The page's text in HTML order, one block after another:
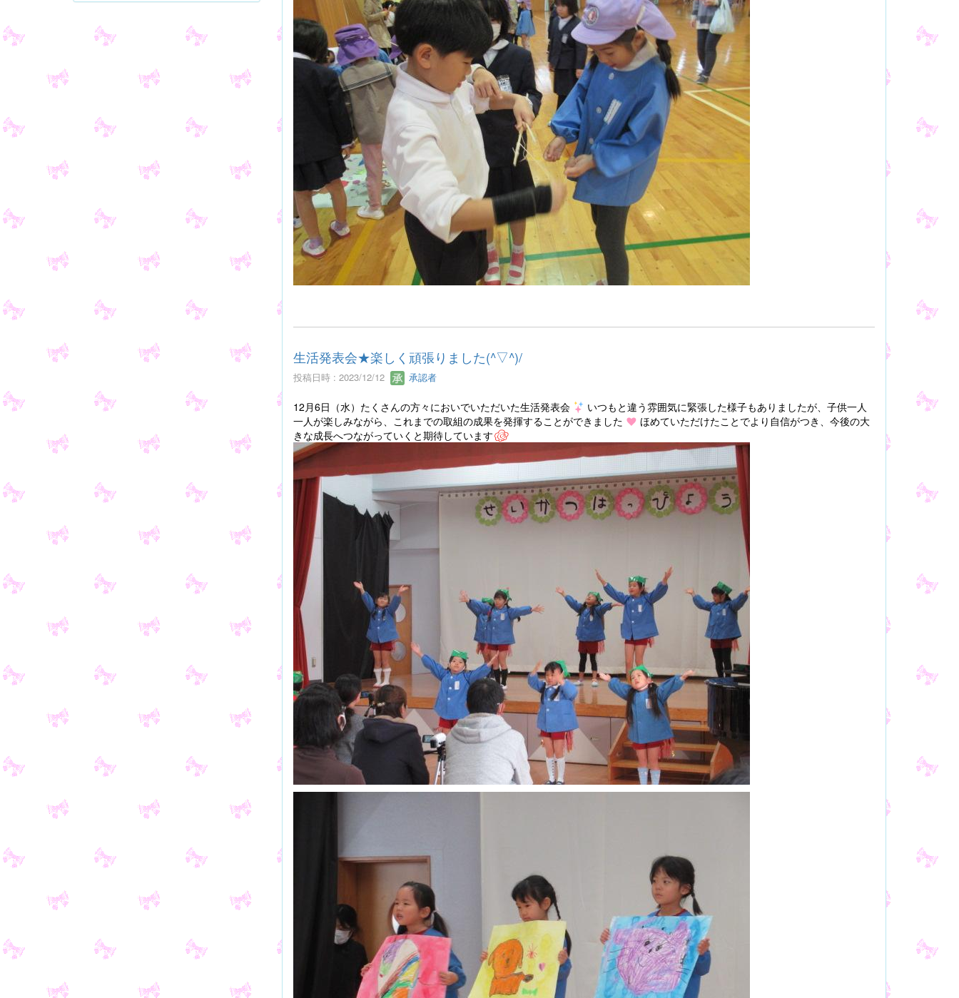
生活発表会★楽しく頑張りました(^▽^)/
投稿日時 : 2023/12/12 承認者
12月6日（水）たくさんの方々においでいただいた生活発表会
いつもと違う雰囲気に緊張した様子もありましたが、子供一人
一人が楽しみながら、これまでの取組の成果を発揮することができました
ほめていただけたことでより自信がつき、今後の大
きな成長へつながっていくと期待しています